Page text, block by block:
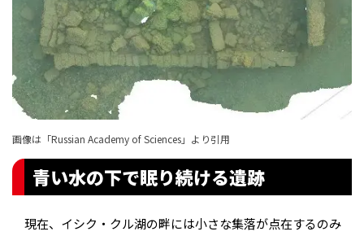
画像は「Russian Academy of Sciences」より引用
青い水の下で眠り続ける遺跡
現在、イシク・クル湖の畔には小さな集落が点在するのみ